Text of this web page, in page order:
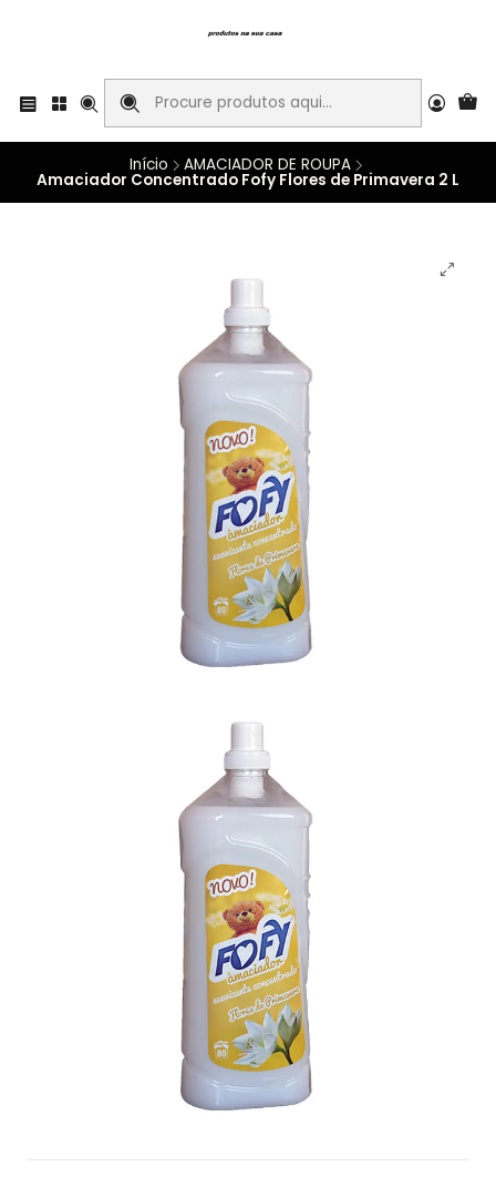
Início AMACIADOR DE ROUPA
Amaciador Concentrado Fofy Flores de Primavera 2 L